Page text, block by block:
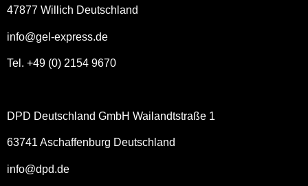
47877 Willich Deutschland
info@gel-express.de
Tel. +49 (0) 2154 9670
DPD Deutschland GmbH Wailandtstraße 1
63741 Aschaffenburg Deutschland
info@dpd.de